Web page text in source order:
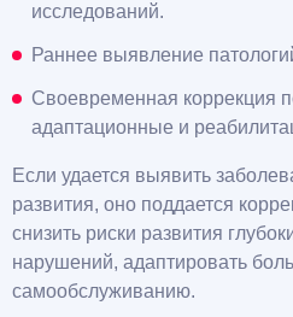
исследований.
Раннее выявление
Своевременная коррекция
адаптационные и
Если удается выявить
развития, оно поддается
снизить риски развития
нарушений, адаптировать
самообслуживанию.